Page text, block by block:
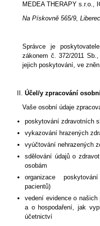
MEDEA THERAPY s.r.o.,
Na Pískovně 565/9,
Správce je
zákonem č. 372/2011
jejich poskytování, ve
Účel/y zpracování
Vaše osobní údaje
poskytování zdravotních
vykazování hrazených
vyúčtování nehrazených
sdělování údajů o
osobám
organizace
pacientů)
vedení evidence o
a o hospodaření, jak
účetnictví